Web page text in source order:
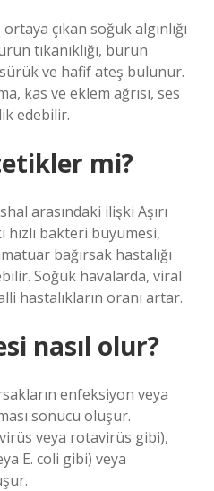
çıkan soğuk algınlığı
tıkanıklığı, burun
ve hafif ateş bulunur.
kas ve eklem ağrısı, ses
edebilir.
mi?
arasındaki ilişki Aşırı
hızlı bakteri büyümesi,
bağırsak hastalığı
Soğuk havalarda, viral
hastalıkların oranı artar.
nasıl olur?
enfeksiyon veya
sonucu oluşur.
veya rotavirüs gibi),
E. coli gibi) veya